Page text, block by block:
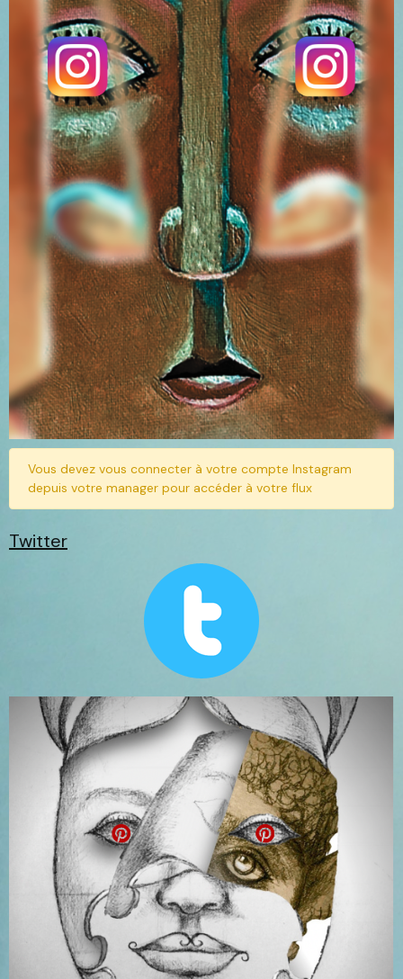
Vous devez vous connecter à votre compte Instagram
depuis votre manager pour accéder à votre flux
Twitter